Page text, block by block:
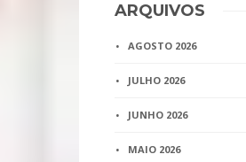
ARQUIVOS
AGOSTO 2026
JULHO 2026
JUNHO 2026
MAIO 2026